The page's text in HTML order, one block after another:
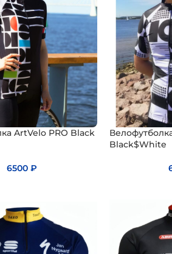
ArtVelo PRO Black
6500₽
Black$White